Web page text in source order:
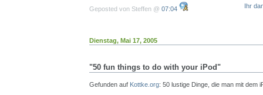
Geposted von Steffen @ 07:04 Ihr
Dienstag, Mai 17, 2005
"50 fun things to do with your iPod"
Gefunden auf Kottke.org: 50 lustige Dinge, die man mit dem